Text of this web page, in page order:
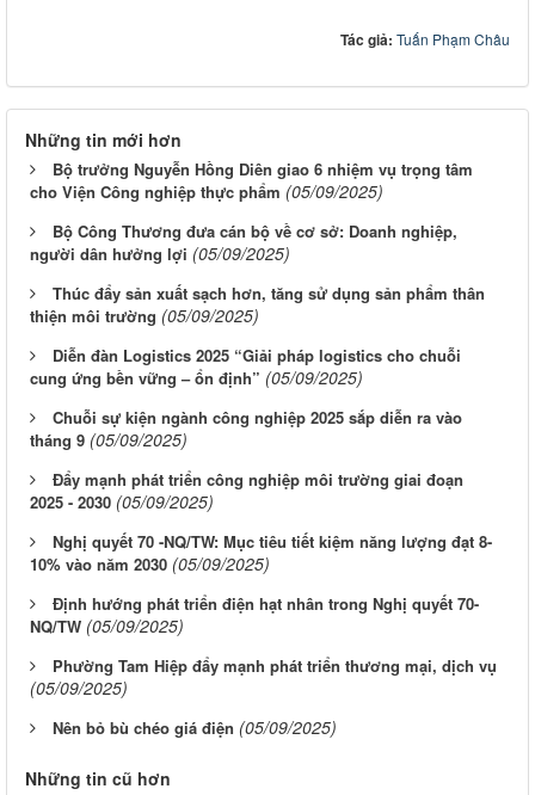
Tác giả: Tuấn Phạm Châu
Những tin mới hơn
Bộ trưởng Nguyễn Hồng Diên giao 6 nhiệm vụ trọng tâm
cho Viện Công nghiệp thực phẩm (05/09/2025)
Bộ Công Thương đưa cán bộ về cơ sở: Doanh nghiệp,
người dân hưởng lợi (05/09/2025)
Thúc đẩy sản xuất sạch hơn, tăng sử dụng sản phẩm thân
thiện môi trường (05/09/2025)
Diễn đàn Logistics 2025 “Giải pháp logistics cho chuỗi
cung ứng bền vững – ổn định” (05/09/2025)
Chuỗi sự kiện ngành công nghiệp 2025 sắp diễn ra vào
tháng 9 (05/09/2025)
Đẩy mạnh phát triển công nghiệp môi trường giai đoạn
2025 - 2030 (05/09/2025)
Nghị quyết 70 -NQ/TW: Mục tiêu tiết kiệm năng lượng đạt 8-
10% vào năm 2030 (05/09/2025)
Định hướng phát triển điện hạt nhân trong Nghị quyết 70-
NQ/TW (05/09/2025)
Phường Tam Hiệp đẩy mạnh phát triển thương mại, dịch vụ
(05/09/2025)
Nên bỏ bù chéo giá điện (05/09/2025)
Những tin cũ hơn